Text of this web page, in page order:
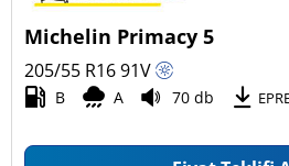
Michelin Primacy 5
205/55 R1691V
B A 70 db